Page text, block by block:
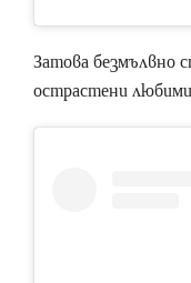
Затова безмълвно
острастени